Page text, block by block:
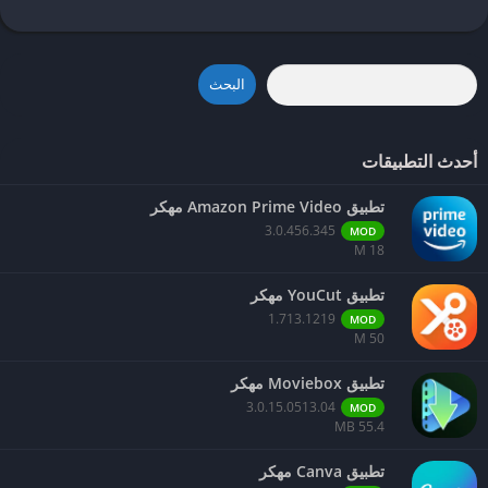
البحث
أحدث التطبيقات
تطبيق Amazon Prime Video مهكر
MOD
3.0.456.345
18 M
تطبيق YouCut مهكر
MOD
1.713.1219
50 M
تطبيق Moviebox مهكر
MOD
3.0.15.0513.04
55.4 MB
تطبيق Canva مهكر